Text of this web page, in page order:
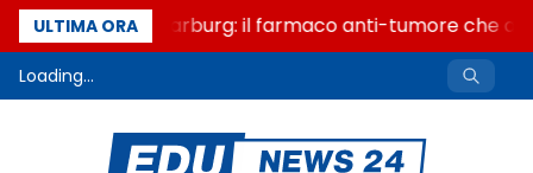
ULTIMA ORA
Un secolo di Warburg: il farmaco anti-tumore che
Loading...